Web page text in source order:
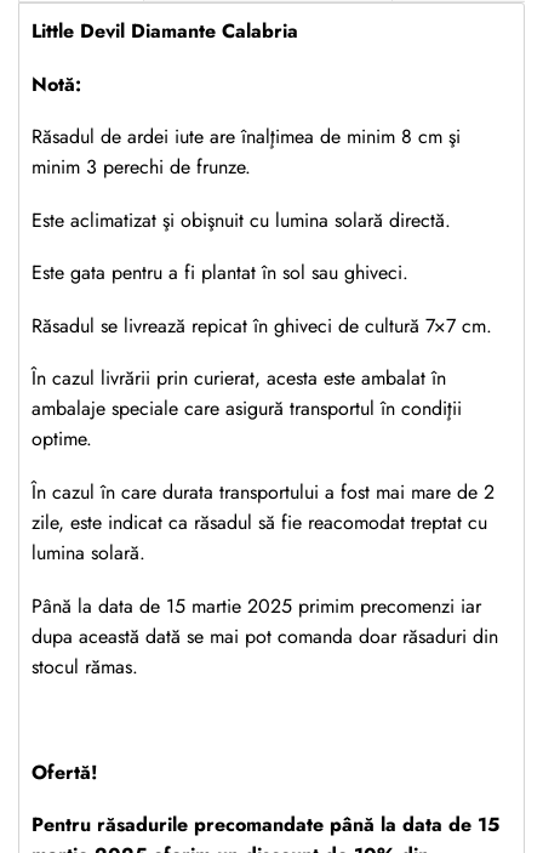
Little Devil Diamante Calabria
Notă:
Răsadul de ardei iute are înalţimea de minim 8 cm şi
minim 3 perechi de frunze.
Este aclimatizat şi obişnuit cu lumina solară directă.
Este gata pentru a fi plantat în sol sau ghiveci.
Răsadul se livrează repicat în ghiveci de cultură 7×7 cm.
În cazul livrării prin curierat, acesta este ambalat în
ambalaje speciale care asigură transportul în condiţii
optime.
În cazul în care durata transportului a fost mai mare de 2
zile, este indicat ca răsadul să fie reacomodat treptat cu
lumina solară.
Până la data de 15 martie 2025 primim precomenzi iar
dupa această dată se mai pot comanda doar răsaduri din
stocul rămas.
Ofertă!
Pentru răsadurile precomandate până la data de 15